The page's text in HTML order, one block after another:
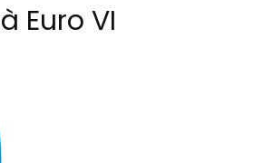
Euro VI